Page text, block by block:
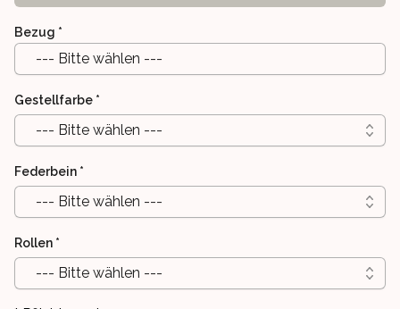
Bezug *
--- Bitte wählen ---
Gestellfarbe *
--- Bitte wählen ---
Federbein *
--- Bitte wählen ---
Rollen *
--- Bitte wählen ---